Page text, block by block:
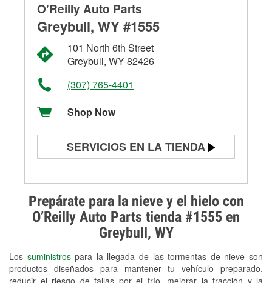
Prepárate para la nieve y el hielo con
O’Reilly Auto Parts tienda #1555 en
Greybull, WY
Los suministrospara la llegada de las tormentas de nieve son
productos diseñados para mantener tu vehículo preparado,
O'Reilly Auto Parts
Greybull, WY #1555
101 North 6th Street
Greybull, WY 82426
(307) 765-4401
Shop Now
SERVICIOS EN LA TIENDA
Prueba de alternadores y
arrancadores
Revisión de la luz "Check Engine"
Reciclaje de baterías y aceite